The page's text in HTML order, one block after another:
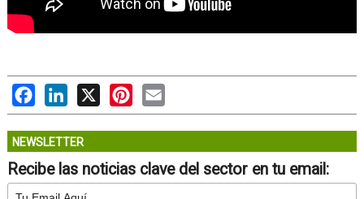
FacebookLinkedIn
X PinterestEmail
NEWSLETTER
Recibe las noticias clave del sector en tu email: